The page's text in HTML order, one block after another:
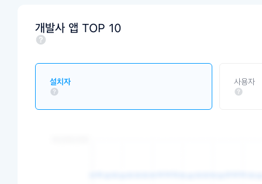
개발사 앱 TOP 10
설치자 사용자